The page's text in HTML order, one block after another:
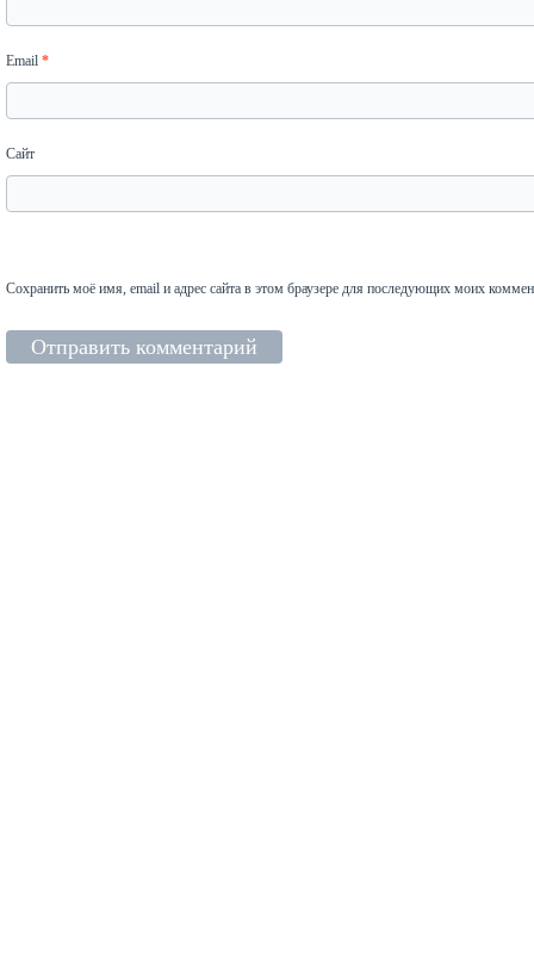
Email *
Сайт
Сохранить моё имя, email и адрес сайта в этом браузере для последующих моих